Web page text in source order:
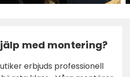
med montering?
erbjuds professionell